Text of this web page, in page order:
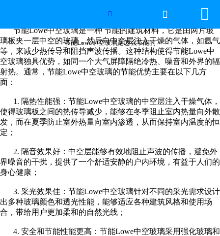
网站首页
世界杯官方网页版
产品中心
工程案例
视频中心
联系我们

节能Lowe中空玻璃是怎么节能的
 
节能Lowe中空玻璃是怎么节能的
节能Lowe中空玻璃是一种 节能的建筑材料，它是由两片玻
璃板夹一层中空的玻璃，然后向中空层注入干燥的气体，如氩气
等，来减少热传导和阻挡声波传播。这种结构使得节能Lowe中
空玻璃独具优势，如同一个大气屏障隔绝冷热、噪音和外界的辐
射热。通常，节能Lowe中空玻璃的节能优势主要在以下几方
面：
1. 隔热性能强：节能Lowe中空玻璃的中空层注入干燥气体，
使得玻璃板之间的热传导减少，能够在冬季阻止室内热量向外散
发，而在夏季防止室外热量向室内渗透，从而保持室内温度的恒
定；
2. 隔音效果好：中空层能够有效地阻止声波的传播，避免外
界噪音的干扰，提供了一个舒适安静的户内环境，有益于人们的
身心健康；
3. 采光效果佳：节能Lowe中空玻璃针对不同的采光需求设计
出多种玻璃颜色和透光性能，能够适应各种建筑风格和使用场
合，带给用户更加柔和的自然光线；
4. 安全和节能性能更高：节能Lowe中空玻璃采用强化玻璃和